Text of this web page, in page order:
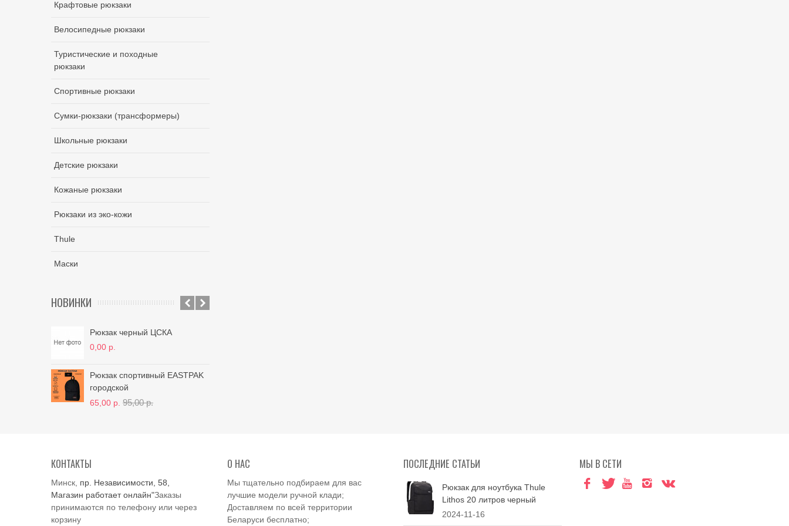
Крафтовые рюкзаки
Велосипедные рюкзаки
Туристические и походные
рюкзаки
Спортивные рюкзаки
Сумки-рюкзаки (трансформеры)
Школьные рюкзаки
Детские рюкзаки
Кожаные рюкзаки
Рюкзаки из эко-кожи
Thule
Маски
НОВИНКИ
Рюкзак черный ЦСКА
0,00 р.
Рюкзак спортивный EASTPAK
городской
65,00 р. 95,00 р.
КОНТАКТЫ
Минск, пр. Независимости, 58,
Магазин работает онлайн"Заказы
принимаются по телефону или через
корзину
О НАС
Мы тщательно подбираем для вас
лучшие модели ручной клади;
Доставляем по всей территории
Беларуси бесплатно;
ПОСЛЕДНИЕ СТАТЬИ
Рюкзак для ноутбука Thule
Lithos 20 литров черный
2024-11-16
МЫ В СЕТИ